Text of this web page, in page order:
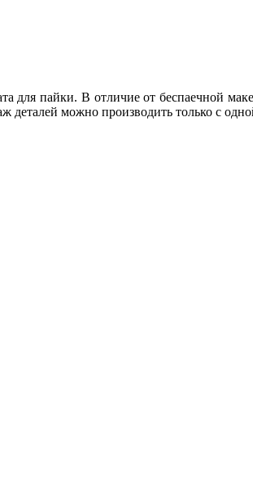
для пайки. В отличие от беспаечной
деталей можно производить только с